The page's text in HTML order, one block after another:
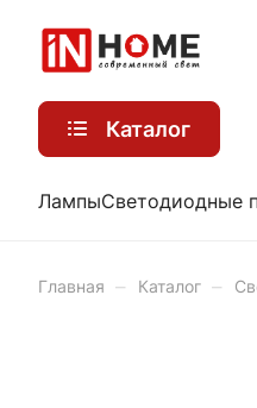
Каталог
ЛампыСветодиодные
Главная – Каталог –